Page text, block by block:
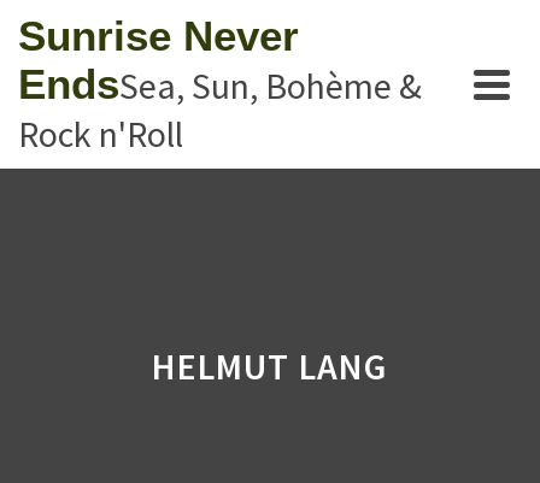
Sunrise Never
EndsSea, Sun, Bohème &
Rock n'Roll
HELMUT LANG